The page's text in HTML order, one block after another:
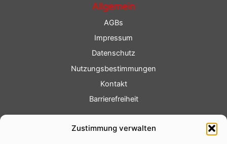
Zustimmung verwalten
Allgemein
AGBs
Impressum
Datenschutz
Nutzungsbestimmungen
Kontakt
Barrierefreiheit
Fotoservice